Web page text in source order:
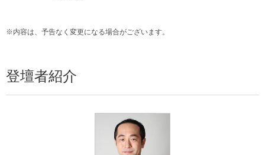
※内容は、予告なく変更になる場合がございます。
登壇者紹介